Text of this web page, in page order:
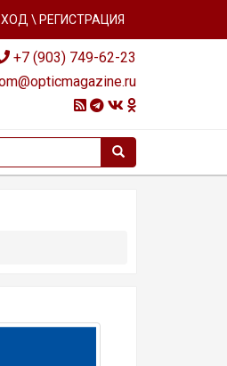
\ РЕГИСТРАЦИЯ
+7 (903) 749-62-23